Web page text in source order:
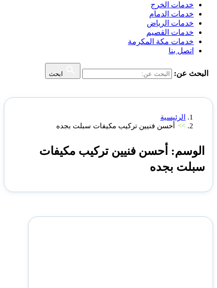
خدمات الخرج
خدمات الدمام
خدمات الرياض
خدمات القصيم
خدمات مكة المكرمة
اتصل بنا
البحث عن: ابحث
الرئيسية
>>
أحسن فنيين تركيب مكيفات سبلت بجده
الوسم:
أحسن فنيين تركيب مكيفات
سبلت بجده